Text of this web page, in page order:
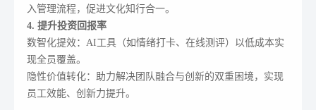
入管理流程，促进文化知行合一。
4. 提升投资回报率
数智化提效：AI工具（如情绪打卡、在线测评）以低成本实
现全员覆盖。
隐性价值转化：助力解决团队融合与创新的双重困境，实现
员工效能、创新力提升。